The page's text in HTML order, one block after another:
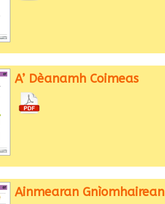
A’ Dèanamh Coimeas
Ainmearan Gnìomhairean